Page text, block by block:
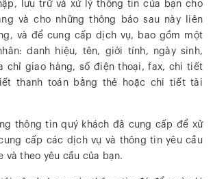
lưu trữ và xử lý thông tin của bạn cho
và cho những thông báo sau này liên
và để cung cấp dịch vụ, bao gồm một
danh hiệu, tên, giới tính, ngày sinh,
chỉ giao hàng, số điện thoại, fax, chi tiết
thanh toán bằng thẻ hoặc chi tiết tài
thông tin quý khách đã cung cấp để xử
cấp các dịch vụ và thông tin yêu cầu
và theo yêu cầu của bạn.